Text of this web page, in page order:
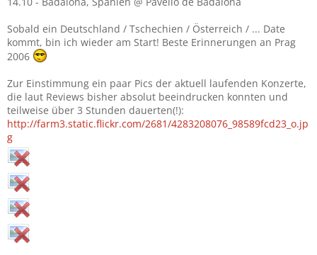
Sobald ein Deutschland / Tschechien / Österreich / ... Date
kommt, bin ich wieder am Start! Beste Erinnerungen an Prag
2006
Zur Einstimmung ein paar Pics der aktuell laufenden Konzerte,
die laut Reviews bisher absolut beeindrucken konnten und
teilweise über 3 Stunden dauerten(!):
http://farm3.static.flickr.com/2681/4283208076_98589fcd23_o.jp
g